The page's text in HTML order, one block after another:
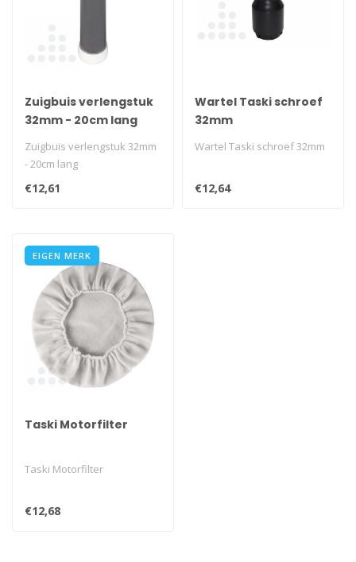
Zuigbuis verlengstuk
32mm - 20cm lang
Zuigbuis verlengstuk 32mm
- 20cm lang
€12,61
Wartel Taski schroef
32mm
Wartel Taski schroef 32mm
€12,64
EIGEN MERK
Taski Motorfilter
Taski Motorfilter
€12,68